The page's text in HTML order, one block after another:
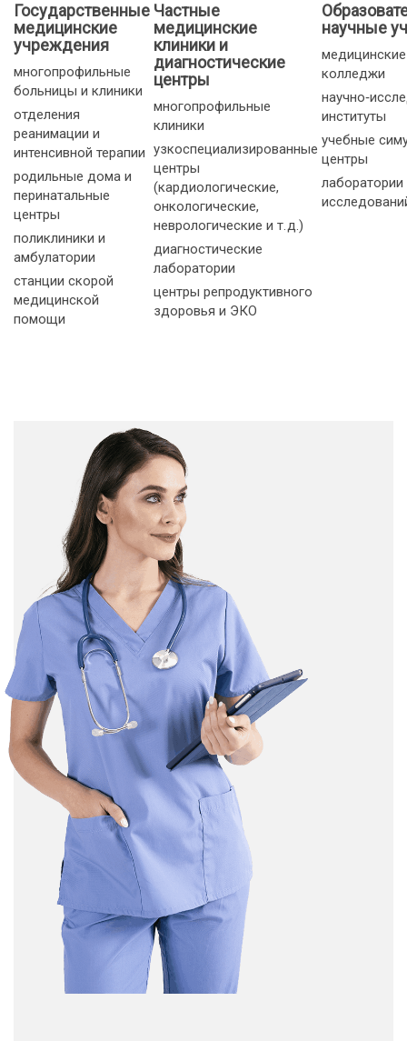
Государственные
медицинские
учреждения
многопрофильные
больницы и клиники
отделения
реанимации и
интенсивной терапии
родильные дома и
перинатальные
центры
поликлиники и
амбулатории
станции скорой
медицинской
помощи
Частные
медицинские
клиники и
диагностические
центры
многопрофильные
клиники
узкоспециализированные
центры
(кардиологические,
онкологические,
неврологические и т. д.)
диагностические
лаборатории
центры репродуктивного
здоровья и ЭКО
научные
колледжи
институты
учебные
центры
лаборатории